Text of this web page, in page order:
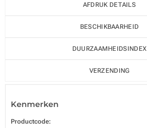
AFDRUK DETAILS
BESCHIKBAARHEID
DUURZAAMHEIDSINDEX
VERZENDING
Kenmerken
Productcode: